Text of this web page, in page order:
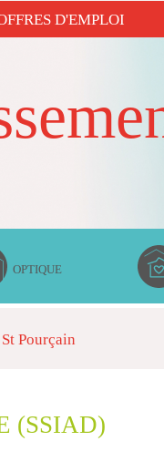
D'EMPLOI
OPTIQUE
Pourçain
(SSIAD)